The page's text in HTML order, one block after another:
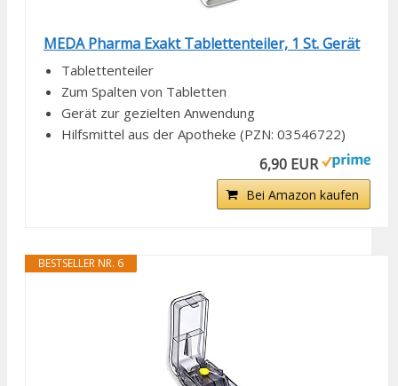
MEDA Pharma Exakt Tablettenteiler, 1 St. Gerät
Tablettenteiler
Zum Spalten von Tabletten
Gerät zur gezielten Anwendung
Hilfsmittel aus der Apotheke (PZN: 03546722)
6,90 EUR
Bei Amazon kaufen
BESTSELLER NR. 6